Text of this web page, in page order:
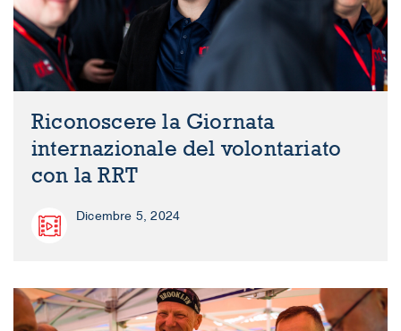
Riconoscere la Giornata
internazionale del volontariato
con la RRT
Dicembre 5, 2024